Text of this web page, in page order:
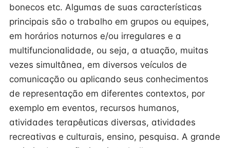
bonecos etc. Algumas de suas características
principais são o trabalho em grupos ou equipes,
em horários noturnos e/ou irregulares e a
multifuncionalidade, ou seja, a atuação, muitas
vezes simultânea, em diversos veículos de
comunicação ou aplicando seus conhecimentos
de representação em diferentes contextos, por
exemplo em eventos, recursos humanos,
atividades terapêuticas diversas, atividades
recreativas e culturais, ensino, pesquisa. A grande